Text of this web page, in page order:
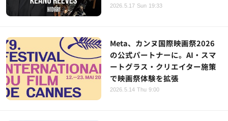
2026.5.17 Sun 19:33
Meta、カンヌ国際映画祭2026
の公式パートナーに。AI・スマ
ートグラス・クリエイター施策
で映画祭体験を拡張
2026.5.14 Thu 9:00